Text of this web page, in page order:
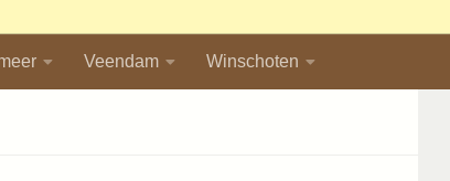
Veendam Winschoten